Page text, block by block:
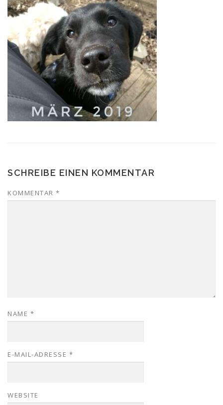
SCHREIBE EINEN KOMMENTAR
KOMMENTAR *
NAME *
E-MAIL-ADRESSE *
WEBSITE